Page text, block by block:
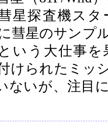
星探査機ス
彗星のサンプ
いう大仕事
けられたミッ
ないが、注目